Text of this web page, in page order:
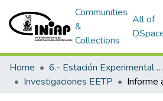
Communities
&
Collections
All of
Home
6.- Estación Experimental Tropical Pichilingue
Investigaciones EETP
Informe